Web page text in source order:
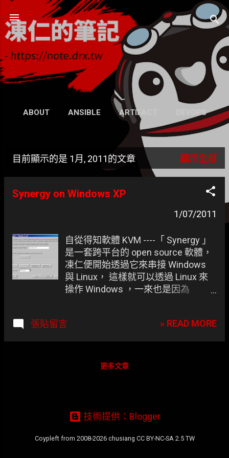
跳到主要內容
凍仁的筆記
- https://note.drx.tw
網頁
ABOUT ANSIBLE ARTIFACT DEVOPS
WIKI 更多…
GRAVATAR
表
目前顯示的是 1月, 2011的文章 顯示全部
Synergy on Windows XP
1/07/2011
自從得知軟體 KVM ----「 Synergy 」
是一套跨平台的 open source 軟體，
凍仁便開始透過它來串接 Windows
與 Linux， 這樣就可以透過 Linux 來
操作 Windows ，一來也是因為
奇， windows 在某些小細節還是沒有
Client 還是 Server 。
張貼留言 » READ MORE
更多文章
技術提供：Blogger
Coypleft from 2008-2026 chusiang CC BY-NC-SA 2.5 TW